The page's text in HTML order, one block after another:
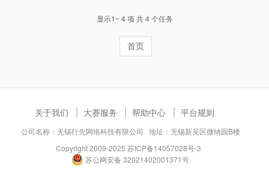
显示1~ 4 项 共 4 个任务
首页
关于我们 大赛服务 帮助中心 平台规则
公司名称：无锡行先网络科技有限公司 地址：无锡新吴区微纳园B楼
Copyright 2009-2025 苏ICP备14057028号-3
苏公网安备 32021402001371号